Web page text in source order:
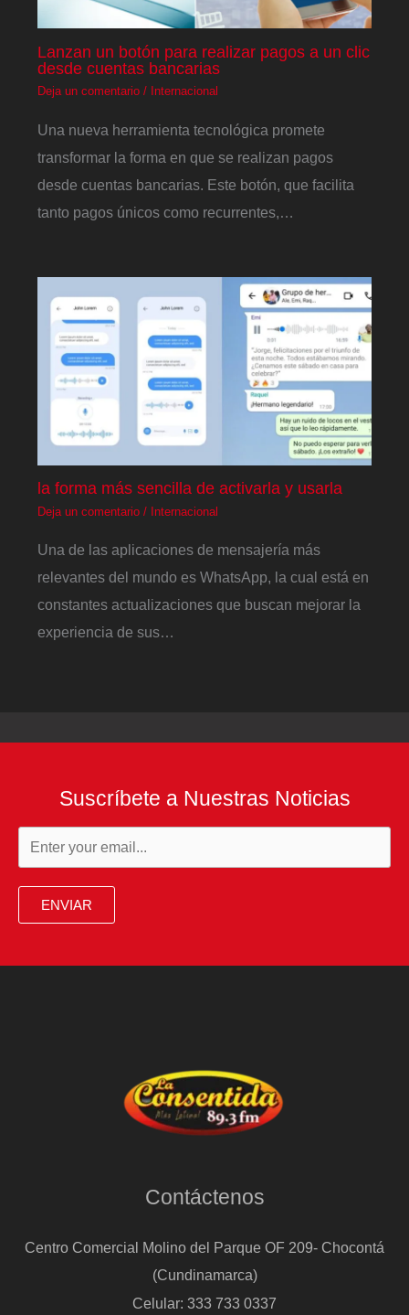
Lanzan un botón para realizar pagos a un clic
desde cuentas bancarias
Deja un comentario / Internacional
Una nueva herramienta tecnológica promete
transformar la forma en que se realizan pagos
desde cuentas bancarias. Este botón, que facilita
tanto pagos únicos como recurrentes,…
la forma más sencilla de activarla y usarla
Deja un comentario / Internacional
Una de las aplicaciones de mensajería más
relevantes del mundo es WhatsApp, la cual está en
constantes actualizaciones que buscan mejorar la
experiencia de sus…
Suscríbete a Nuestras Noticias
ENVIAR
Contáctenos
Centro Comercial Molino del Parque OF 209- Chocontá
(Cundinamarca)
Celular: 333 733 0337